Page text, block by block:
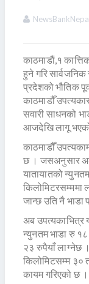
काठमाडाैं,१
हुने गरि सार्वजनिक
प्रदेशको भौतिक
काठमाडौँ
सवारी साधनको
आजदेखि लागू
काठमाडौँ
छ । जसअनुसार अब
यातायातको
किलोमिटरसम्ममा
जान्छ उति नै भाडा
अब उपत्यकाभित्र
न्युनतम भाडा रु १८
२३ रुपैयाँ लाग्नेछ
किलोमिटसम्म ३०
कायम गरिएको छ ।